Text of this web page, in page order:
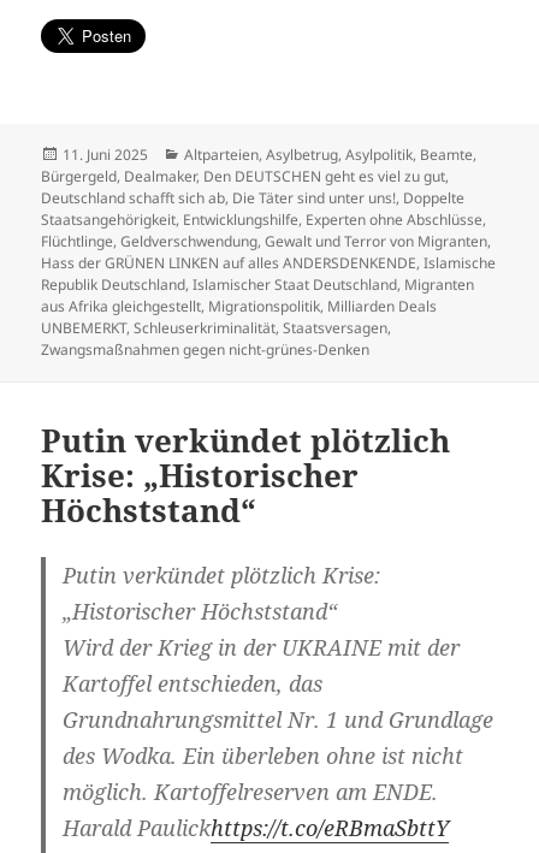
Veröffentlicht
am
11. Juni 2025 Kategorien
Altparteien,Asylbetrug,Asylpolitik, Beamte,
Bürgergeld, Dealmaker, Den DEUTSCHEN geht es viel zu gut,
Deutschland schafft sich ab, Die Täter sind unter uns!, Doppelte
Staatsangehörigkeit, Entwicklungshilfe, Experten ohne Abschlüsse,
Flüchtlinge,Geldverschwendung,Gewalt und Terror von Migranten,
Hass der GRÜNEN LINKEN auf alles ANDERSDENKENDE,Islamische
Republik Deutschland,Islamischer Staat Deutschland, Migranten
aus Afrika gleichgestellt, Migrationspolitik, Milliarden Deals
UNBEMERKT,Schleuserkriminalität,Staatsversagen,
Zwangsmaßnahmen gegen nicht-grünes-Denken
Putin verkündet plötzlich
Krise: „Historischer
Höchststand“
Putin verkündet plötzlich Krise:
„Historischer Höchststand“
Wird der Krieg in der UKRAINE mit der
Kartoffel entschieden, das
Grundnahrungsmittel Nr. 1 und Grundlage
des Wodka. Ein überleben ohne ist nicht
möglich. Kartoffelreserven am ENDE.
Harald Paulickhttps://t.co/eRBmaSbttY